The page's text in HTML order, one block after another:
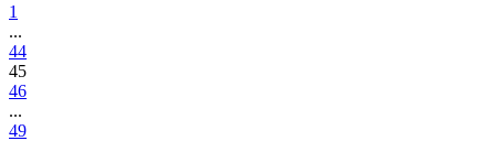
1
...
44
45
46
...
49